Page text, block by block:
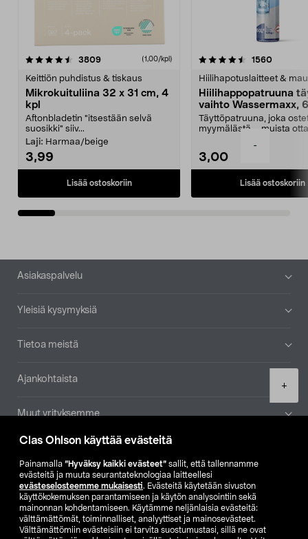
Clas Ohlson käyttää evästeitä
Painamalla ”Hyväksy kaikki evästeet” sallit, että tallennamme
evästeitä ja muuta seurantateknologiaa laitteellesi
evästeselosteemme mukaisesti. Evästeitä käytetään sivuston
käyttökokemuksen parantamiseen ja käytön analysointiin sekä
mainonnan kohdentamiseen. Käytämme neljänlaisia evästeitä:
välttämättömät, toiminnalliset, analyyttiset ja mainosevästeet.
Välttämättömiin evästeisiin ei tarvita suostumustasi, sillä ne ovat
-
+
3809arvostelut (1,00/kpl)
Keittiön puhdistus & tiskaus
Mikrokuituliina 32 x 31 cm, 4
kpl
Aftonbladetin "itsestään selvä
suosikki" siiv...
Laji: Harmaa/beige
3,99
Lisää ostoskoriin
4.5viidestä
1560
Hiilihapotuslaitteet &
Hiilihappopatruuna
vaihto Wassermaxx,
Täyttöpatruuna, joka
myymälästä – muista
3,00
Lisää ostoskoriin
4.5viidestä
Alatunniste
Asiakaspalvelu
Yleisiä kysymyksiä
Tietoa meistä
Ajankohtaista
Muut yrityksemme
Etsi myymälä
SE NO FI
FI SV